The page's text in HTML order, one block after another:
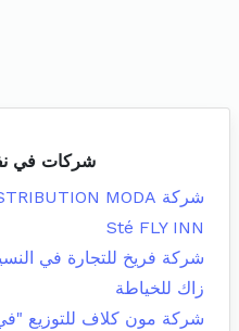
شركات في
شركة DISTRIBUTION MODA
Sté FLY INN
شركة فريخ للتجارة في
زاك للخياطة
شركة مون كلاف للتوزيع